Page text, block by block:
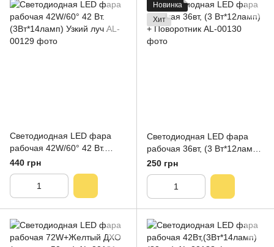
Светодиодная LED фара
рабочая 42W/60° 42 Вт.
(3Вт*14ламп) Узкий луч
440 грн
Новинка
Хит
Светодиодная LED фара
рабочая 36вт, (3 Вт*12ламп)
+ Поворотник
250 грн